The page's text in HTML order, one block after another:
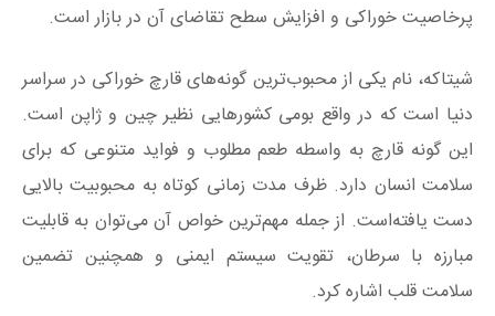
پرخاصیت خوراکی و افزایش سطح تقاضای آن در بازار است.
شیتاکه، نام یکی از محبوب‌ترین گونه‌های قارچ خوراکی در سراسر
دنیا است که در واقع بومی کشورهایی نظیر چین و ژاپن است.
این گونه قارچ به واسطه طعم مطلوب و فواید متنوعی که برای
سلامت انسان دارد. ظرف مدت زمانی کوتاه به محبوبیت بالایی
دست یافته‌است. از جمله مهم‌ترین خواص آن می‌توان به قابلیت
مبارزه با سرطان، تقویت سیستم ایمنی و همچنین تضمین
سلامت قلب اشاره کرد.